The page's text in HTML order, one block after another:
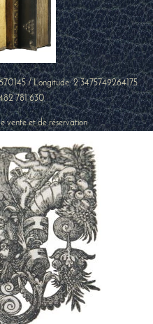
/ Longitude:2.3475749264175
781 630
vente et de réservation